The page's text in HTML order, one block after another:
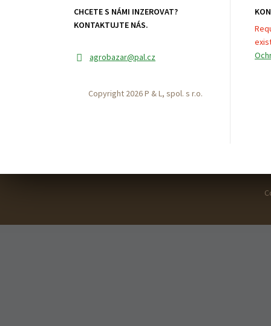
CHCETE S NÁMI INZEROVAT?
KONTAKTUJTE NÁS.
agrobazar@pal.cz
Copyright 2026 P & L, spol. s r.o.